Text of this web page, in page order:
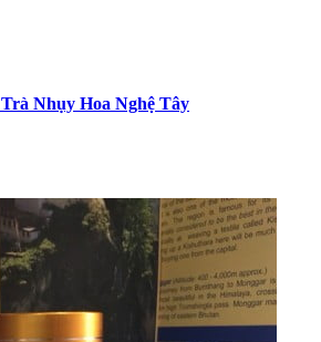
Nhụy Hoa Nghệ Tây